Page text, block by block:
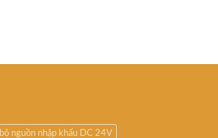
bộ nguồn nhập khẩu DC 24V